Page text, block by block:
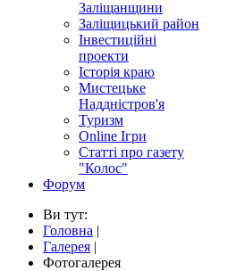
Заліщанщини
Заліщицький район
Інвестиційні
проекти
Історія краю
Мистецьке
Наддністров'я
Туризм
Online Ігри
Статті про газету
"Колос"
Форум
Ви тут:
Головна |
Галерея |
Фотогалерея